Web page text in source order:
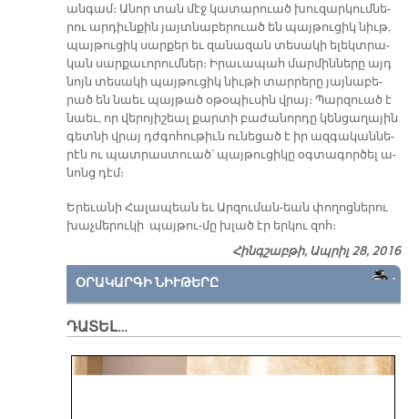
ան­գամ։ Ա­նոր տան մէջ կա­տա­րուած խու­զար­կում­նե­
րու ար­դիւն­քին յայտ­նա­բե­րուած են պայ­թու­ցիկ նիւթ,
պայ­թու­ցիկ սար­քեր եւ զա­նա­զան տե­սա­կի ե­լեկտ­րա­
կան սար­քա­ւո­րում­ներ։ Ի­րա­ւա­պահ մար­մին­նե­րը այդ
նոյն տե­սա­կի պայ­թու­ցիկ նիւ­թի տար­րե­րը յայ­նա­բե­
րած են նաեւ պայ­թած օ­թօ­պիւ­սին վրայ։ Պար­զուած է
նաեւ, որ վե­րո­յի­շեալ քար­տի բա­ժա­նոր­դը կեն­ցա­ղա­յին
գետ­նի վրայ դժգո­հու­թիւն ու­նե­ցած է իր ազ­գա­կան­նե­
րէն ու պատ­րաս­տուած՝ պայ­թու­ցի­կը օգ­տա­գոր­ծել ա­
նոնց դէմ։
Երեւանի Հալապեան եւ Արզուման-եան փողոցներու
խաչմերուկի պայթու-մը խլած էր երկու զոհ։
Հինգշաբթի, Ապրիլ 28, 2016
ՕՐԱԿԱՐԳԻ ՆԻՒԹԵՐԸ
ԴԱՏԵԼ…